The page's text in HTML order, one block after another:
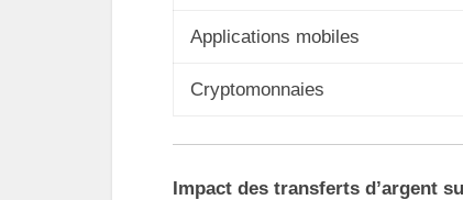
Applications mobiles
Cryptomonnaies
Impact des transferts d’argent